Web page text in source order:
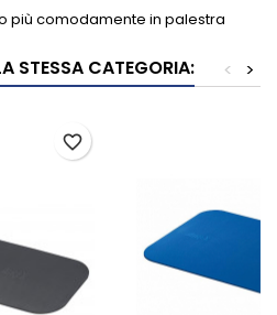
più comodamente in palestra
STESSA CATEGORIA: >
<
favorite_border